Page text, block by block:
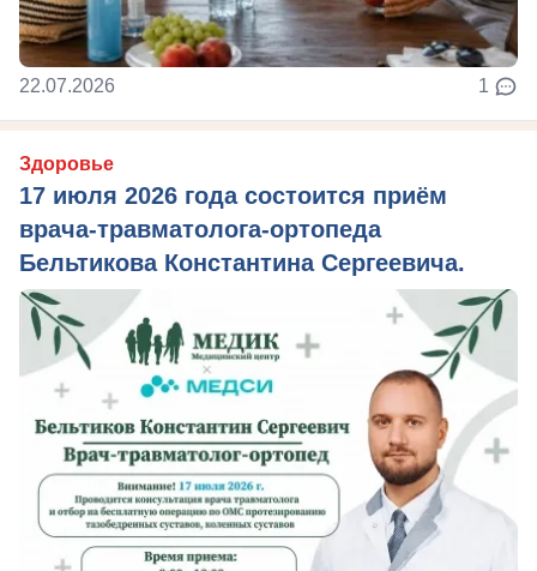
22.07.2026 1
Здоровье
17 июля 2026 года состоится приём
врача-травматолога-ортопеда
Бельтикова Константина Сергеевича.